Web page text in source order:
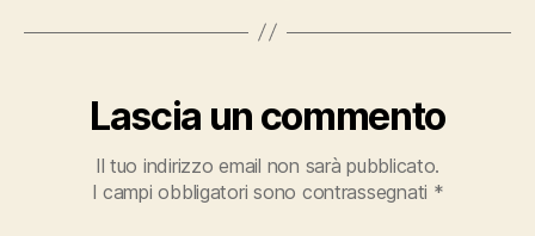
Lascia un commento
Il tuo indirizzo email non sarà pubblicato.
I campi obbligatori sono contrassegnati *